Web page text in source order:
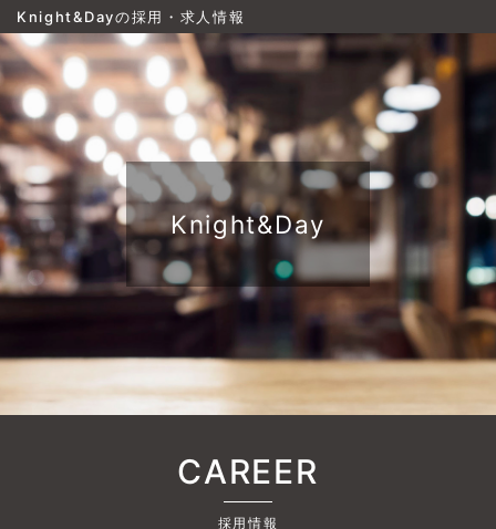
Knight&Dayの採用・求人情報
Knight&Day
CAREER
採用情報